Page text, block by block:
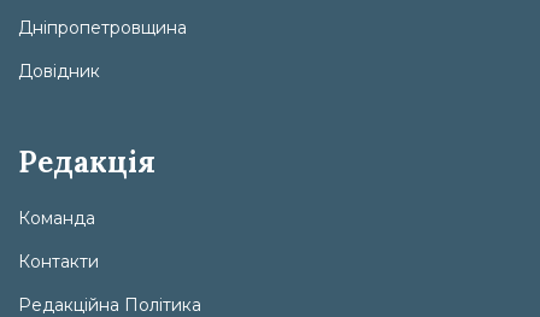
Дніпропетровщина
Довідник
Редакція
Команда
Контакти
Редакційна Політика